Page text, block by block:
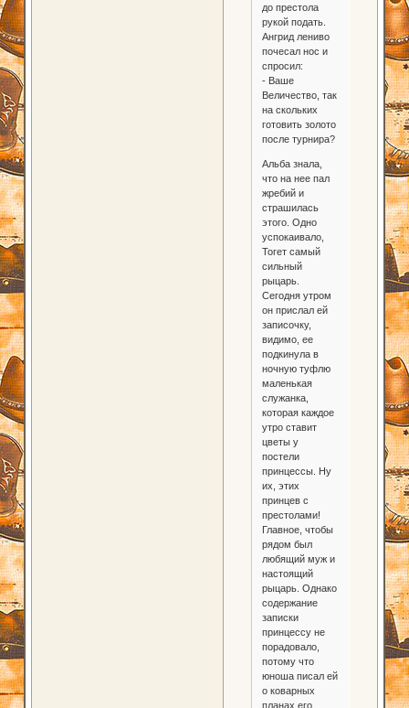
до престола
рукой подать.
Ангрид лениво
почесал нос и
спросил:
- Ваше
Величество, так
на скольких
готовить золото
после турнира?
Альба знала,
что на нее пал
жребий и
страшилась
этого. Одно
успокаивало,
Тогет самый
сильный
рыцарь.
Сегодня утром
он прислал ей
записочку,
видимо, ее
подкинула в
ночную туфлю
маленькая
служанка,
которая каждое
утро ставит
цветы у
постели
принцессы. Ну
их, этих
принцев с
престолами!
Главное, чтобы
рядом был
любящий муж и
настоящий
рыцарь. Однако
содержание
записки
принцессу не
порадовало,
потому что
юноша писал ей
о коварных
планах его